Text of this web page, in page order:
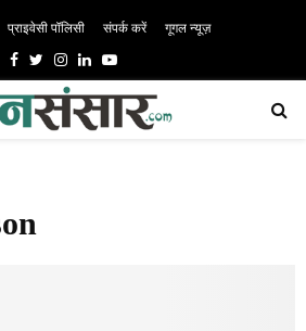
प्राइवेसी पॉलिसी संपर्क करें गूगल न्यूज़
Facebook
TwitterInstagram
LinkedinYoutube